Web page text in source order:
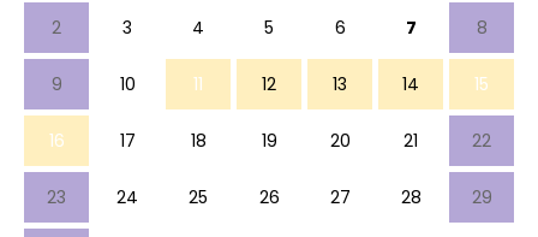
2 3 4 5 6 7 8
9 10 11 12 13 14 15
16 17 18 19 20 21 22
23 24 25 26 27 28 29